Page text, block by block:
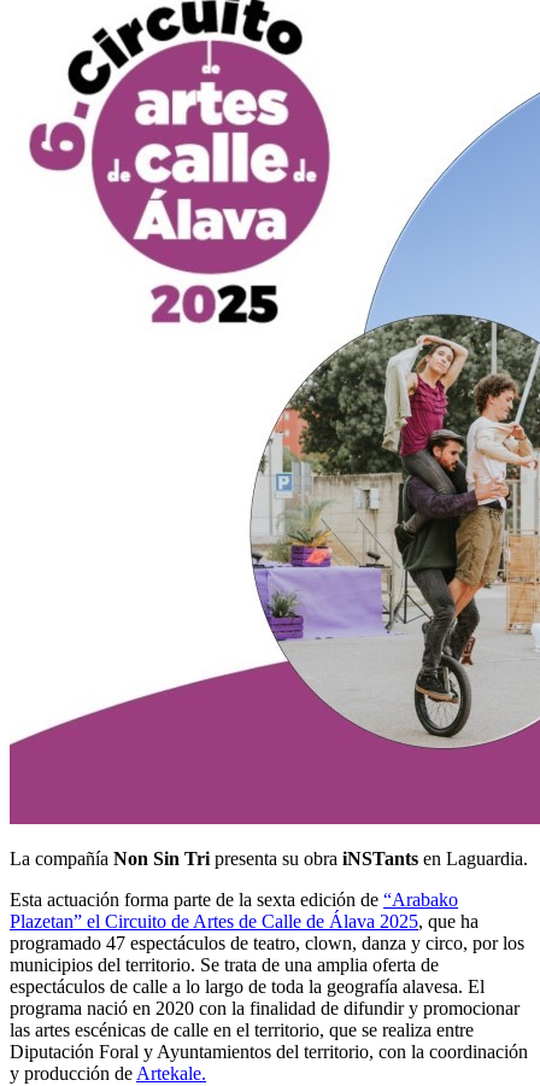
La compañía Non Sin Tri presenta su obra iNSTants en Laguardia.
Esta actuación forma parte de la sexta edición de “Arabako
Plazetan” el Circuito de Artes de Calle de Álava 2025, que ha
programado 47 espectáculos de teatro, clown, danza y circo, por los
municipios del territorio. Se trata de una amplia oferta de
espectáculos de calle a lo largo de toda la geografía alavesa. El
programa nació en 2020 con la finalidad de difundir y promocionar
las artes escénicas de calle en el territorio, que se realiza entre
Diputación Foral y Ayuntamientos del territorio, con la coordinación
y producción de Artekale.